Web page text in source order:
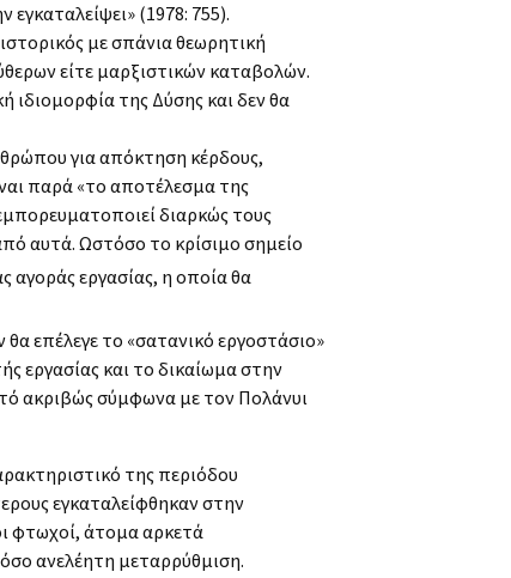
(1978: 755).
με σπάνια θεωρητική
είτε μαρξιστικών καταβολών.
ιδιομορφία της Δύσης και δεν θα
για απόκτηση κέρδους,
παρά «το αποτέλεσμα της
διαρκώς τους
αυτά. Ωστόσο το κρίσιμο σημείο
αγοράς εργασίας, η οποία θα
επέλεγε το «σατανικό εργοστάσιο»
εργασίας και το δικαίωμα στην
ακριβώς σύμφωνα με τον Πολάνυι
της περιόδου
εγκαταλείφθηκαν στην
φτωχοί, άτομα αρκετά
ανελέητη μεταρρύθμιση.